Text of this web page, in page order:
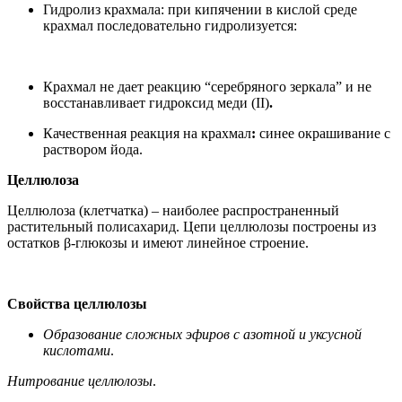
Гидролиз крахмала: при кипячении в кислой среде
крахмал последовательно гидролизуется:
Крахмал не дает реакцию “серебряного зеркала” и не
восстанавливает гидроксид меди (II).
Качественная реакция на крахмал: синее окрашивание с
раствором йода.
Целлюлоза
Целлюлоза (клетчатка) – наиболее распространенный
растительный полисахарид. Цепи целлюлозы построены из
остатков β-глюкозы и имеют линейное строение.
Свойства целлюлозы
Образование сложных эфиров с азотной и уксусной
кислотами.
Нитрование целлюлозы.